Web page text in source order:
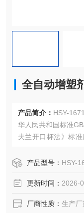
全自动增塑
产品简介： HSY-
华人民共和国标准
夫兰开口杯法》标
铁路、航空、电力、
产品型号： HSY-
更新时间： 2026-
厂商性质： 生产厂